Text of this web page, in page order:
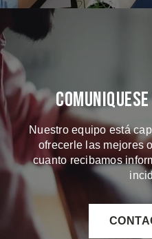
Nuestro equipo está
ofrecerle las mejores
cuanto recibamos